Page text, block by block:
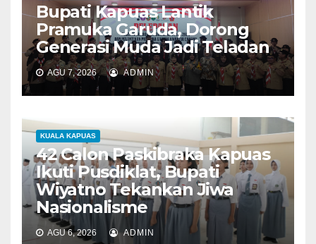
Bupati Kapuas Lantik
Pramuka Garuda, Dorong
Generasi Muda Jadi Teladan
AGU 7, 2026 ADMIN
KUALA KAPUAS
42 Calon Paskibraka Kapuas
Ikuti Pusdiklat, Bupati
Wiyatno Tekankan Jiwa
Nasionalisme
AGU 6, 2026 ADMIN